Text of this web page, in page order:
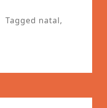
Tagged natal,